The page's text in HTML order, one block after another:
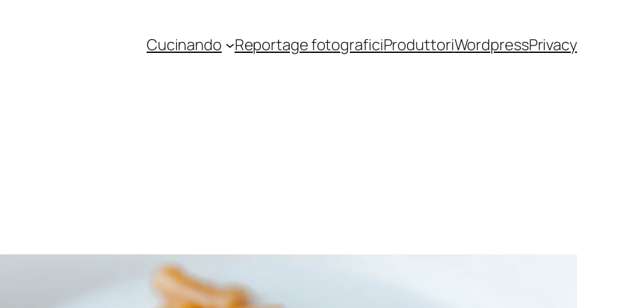
Cucinando Reportage fotograficiProduttoriWordpressPrivacy